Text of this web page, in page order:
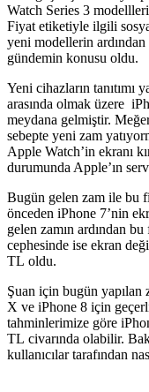
Watch Series 3
Fiyat etiketiyle ilgili
yeni modellerin ardından
gündemin konusu oldu.
Yeni cihazların tanıtımı
arasında olmak üzere
meydana gelmiştir.
sebepte yeni zam
Apple Watch’in ekranı
durumunda Apple’ın
Bugün gelen zam ile bu
önceden iPhone 7’nin
gelen zamın ardından
cephesinde ise ekran
TL oldu.
Şuan için bugün yapılan
X ve iPhone 8 için
tahminlerimize göre
TL civarında olabilir.
kullanıcılar tarafından